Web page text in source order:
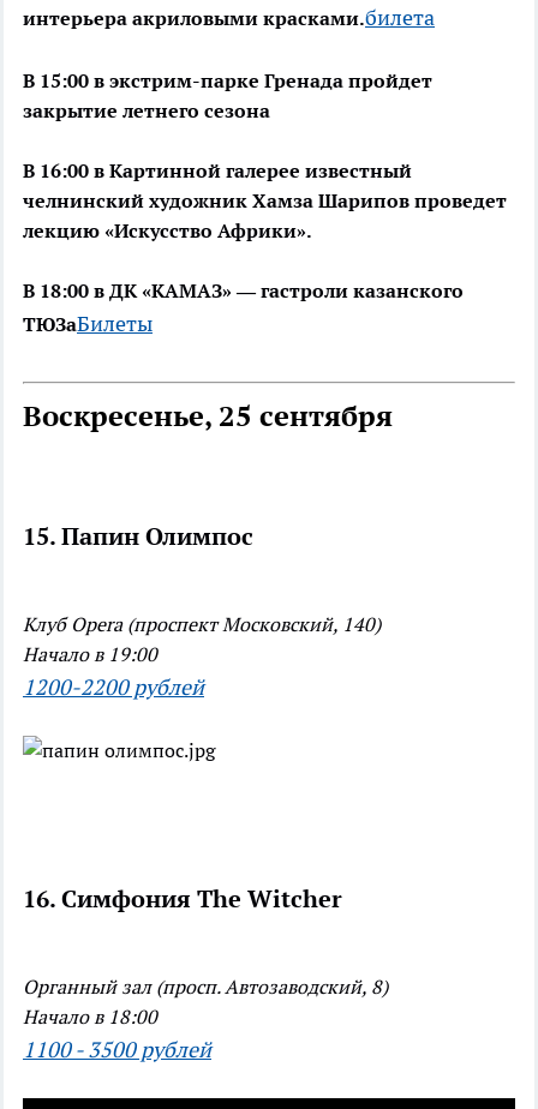
интерьера акриловыми красками.билета
В 15:00 в экстрим-парке Гренада пройдет
закрытие летнего сезона
В 16:00 в Картинной галерее известный
челнинский художник Хамза Шарипов проведет
лекцию «Искусство Африки».
В 18:00 в ДК «КАМАЗ» ― гастроли казанского
ТЮЗаБилеты
Воскресенье, 25 сентября
15. Папин Олимпос
Клуб Opera (проспект Московский, 140)
Начало в 19:00
1200-2200 рублей
16. Симфония The Witcher
Органный зал (просп. Автозаводский, 8)
Начало в 18:00
1100 - 3500 рублей